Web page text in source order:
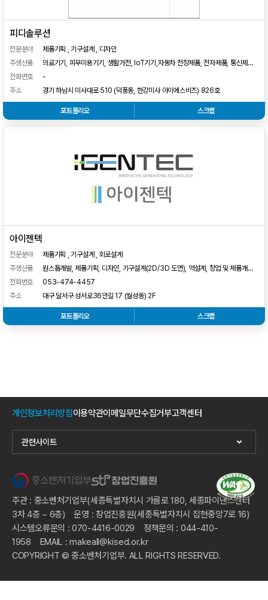
피디솔루션
전문분야
제품기획 , 기구설계 , 디자인
주생산품
의료기기, 피부미용기기, 생활가전, IoT기기,자동차 전장제품, 전자제품, 통신제품,
전화번호
-
주소
경기 하남시 미사대로 510 (덕풍동, 한강미사 아이에스비즈) 826호
포트폴리오 스크랩
아이젠텍
전문분야
제품기획 , 기구설계 , 회로설계
주생산품
원스톱개발, 제품기획, 디자인, 기구설계(2D/3D 도면), 역설계, 창업 및 제품개발
컨설팅, PCB, 소프트웨어 개발, WEP 및 APP개발, 시제품(목업)제작, 판금설계 및
전화번호
053-474-4457
주소
대구 달서구 성서로36안길 17 (월성동) 2F
포트폴리오 스크랩
개인정보처리방침이용약관이메일무단수집거부고객센터
관련사이트
주관 : 중소벤처기업부(세종특별자치시 가름로 180, 세종파이낸스센터
3차 4층 ~ 6층) 운영 : 창업진흥원(세종특별자치시 집현중앙7로 16)
시스템오류문의 : 070-4416-0029 정책문의 : 044-410-
1958 EMAIL : makeall@kised.or.kr
COPYRIGHT © 중소벤처기업부. ALL RIGHTS RESERVED.